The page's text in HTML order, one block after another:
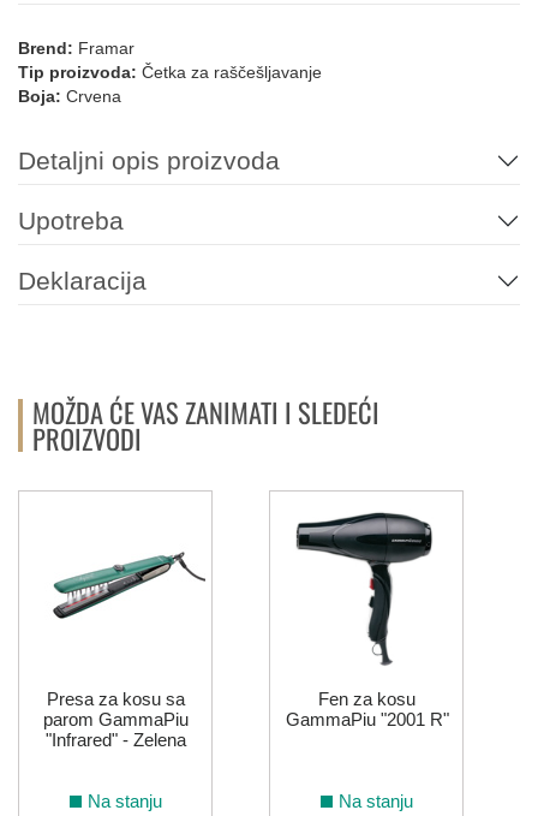
Brend: Framar
Tip proizvoda: Četka za raščešljavanje
Boja: Crvena
Detaljni opis proizvoda
Upotreba
Deklaracija
MOŽDA ĆE VAS ZANIMATI I SLEDEĆI
PROIZVODI
Presa za kosu sa
parom GammaPiu
"Infrared" - Zelena
Na stanju
Fen za kosu
GammaPiu "2001 R"
Na stanju